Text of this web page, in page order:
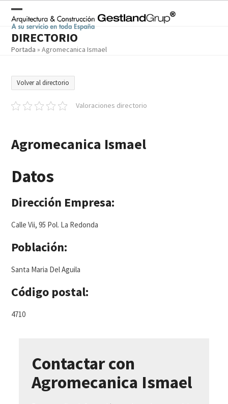
contentOpen
mobile
menu
Close
mobile
menu
DIRECTORIO
Portada »Agromecanica Ismael
Volver al directorio
Valoraciones directorio
Agromecanica Ismael
Datos
Dirección Empresa:
Calle Vii, 95 Pol. La Redonda
Población:
Santa Maria Del Aguila
Código postal:
4710
Contactar con
Agromecanica Ismael